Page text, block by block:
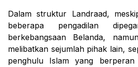
Dalam struktur Landraad,
beberapa pengadilan
berkebangsaan Belanda,
melibatkan sejumlah pihak lain,
penghulu Islam yang berperan